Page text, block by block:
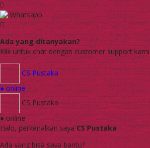
Whatsapp
Ada yang ditanyakan?
Klik untuk chat dengan customer support kami
CS Pustaka
● online
CS Pustaka
● online
Halo, perkenalkan sayaCS Pustaka
Ada yang bisa saya bantu?